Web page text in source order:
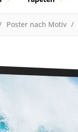
Poster nach Motiv